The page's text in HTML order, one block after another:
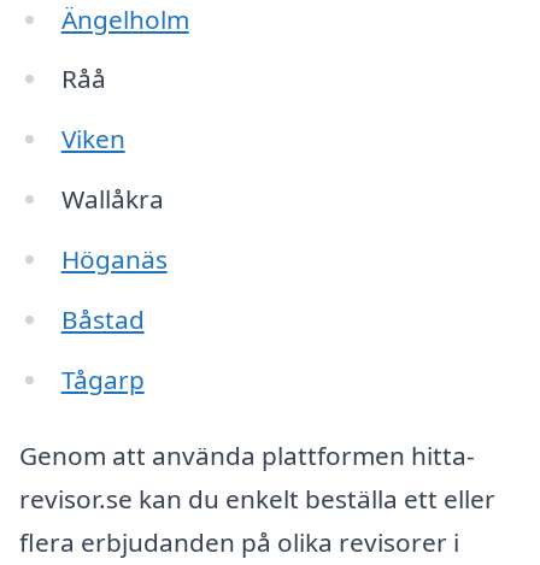
Ängelholm
Råå
Viken
Wallåkra
Höganäs
Båstad
Tågarp
Genom att använda plattformen hitta-
revisor.se kan du enkelt beställa ett eller
flera erbjudanden på olika revisorer i